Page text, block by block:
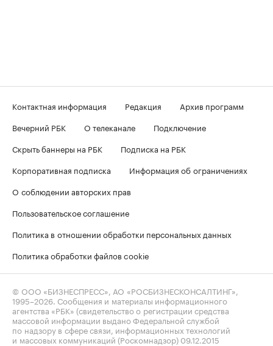
Контактная информация Редакция
Архив программ
Вечерний РБК
О телеканале
Подключение
Скрыть баннеры на РБК
Подписка на РБК
Корпоративная подписка
Информация об ограничениях
О соблюдении авторских прав
Пользовательское соглашение
Политика в отношении обработки персональных данных
Политика обработки файлов cookie
© ООО «БИЗНЕСПРЕСС», АО «РОСБИЗНЕСКОНСАЛТИНГ»,
1995–2026 . Сообщения и материалы информационного
агентства «РБК» (свидетельство о регистрации средства
массовой информации выдано Федеральной службой
по надзору в сфере связи, информационных технологий
и массовых коммуникаций (Роскомнадзор) 09.12.2015